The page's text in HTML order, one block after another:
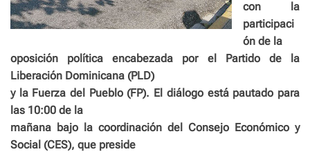
con la
participaci
ón de la
oposición política encabezada por el Partido de la
Liberación Dominicana (PLD)
y la Fuerza del Pueblo (FP). El diálogo está pautado para
las 10:00 de la
mañana bajo la coordinación del Consejo Económico y
Social (CES), que preside